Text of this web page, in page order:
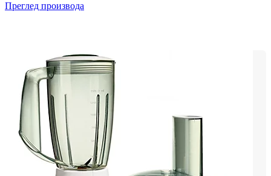
Преглед производа